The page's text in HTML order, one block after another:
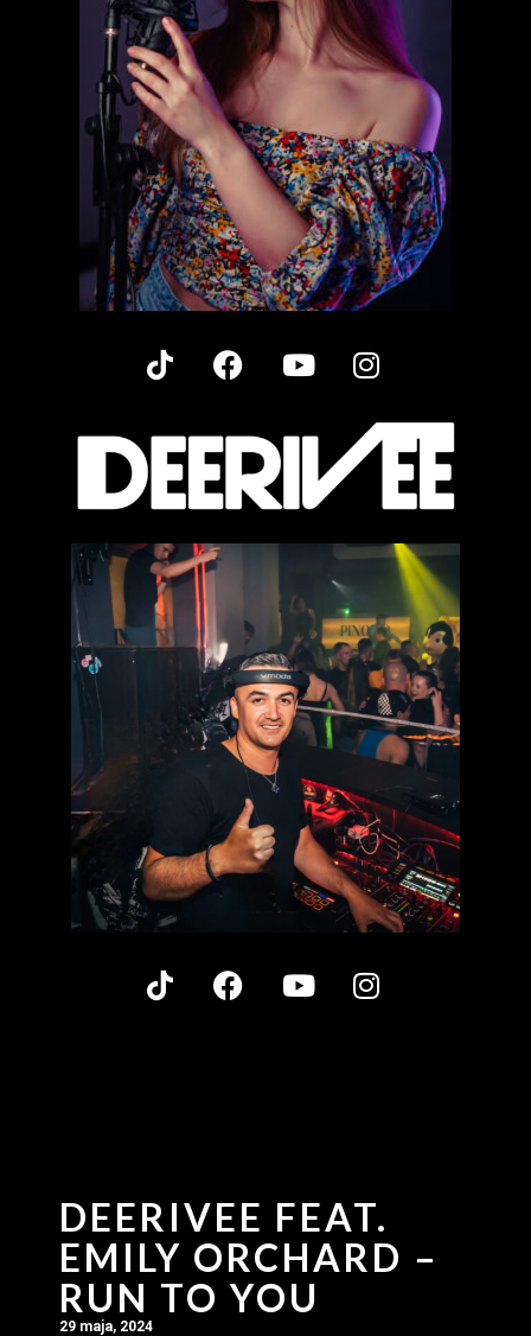
DEERIVEE FEAT.
EMILY ORCHARD –
RUN TO YOU
29 maja, 2024